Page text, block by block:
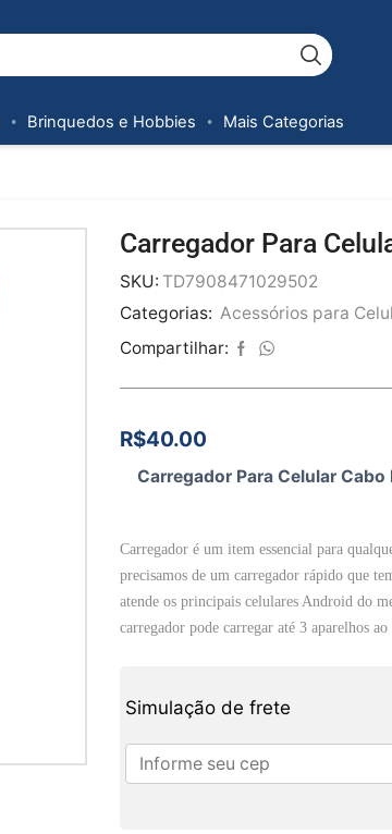
Brinquedos e Hobbies Mais Categorias
Carregador Para
SKU: TD7908471029502
Categorias: Acessórios para
Compartilhar:
R$40.00
Carregador Para Celular Cabo
Carregador é um item essencial para
precisamos de um carregador rápido que
atende os principais celulares Android do
carregador pode carregar até 3 aparelhos
Simulação de frete